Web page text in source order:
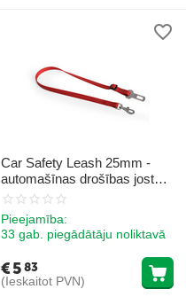
Car Safety Leash 25mm -
automašīnas drošības josta,
platums 25mm SARKANS
Pieejamība:
33 gab. piegādātāju noliktavā
€583
(Ieskaitot PVN)